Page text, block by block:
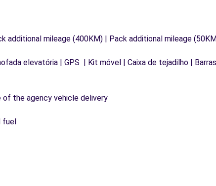
additional mileage (400KM) | Pack additional mileage
elevatória | GPS | Kit móvel | Caixa de tejadilho |
the agency vehicle delivery
fuel